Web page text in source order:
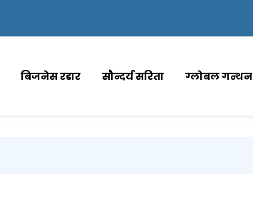
बिजनेस रडार सौन्दर्य सरिता ग्लोबल गन्थन